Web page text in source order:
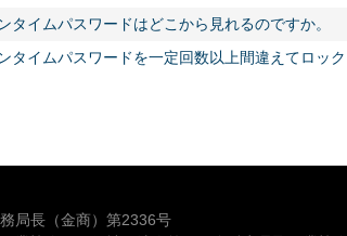
タイムパスワードはどこから見れるのですか。
タイムパスワードを一定回数以上間違えてロック
局長（金商）第2336号